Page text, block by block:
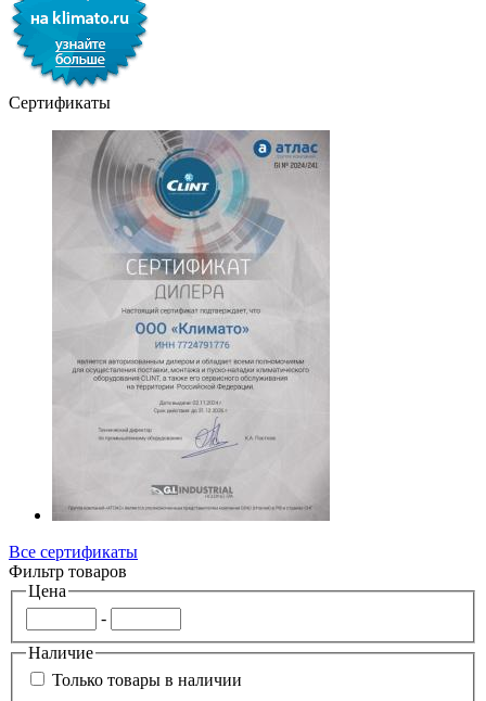
Сертификаты
Все сертификаты
Фильтр товаров
Цена
-
Наличие
Только товары в наличии